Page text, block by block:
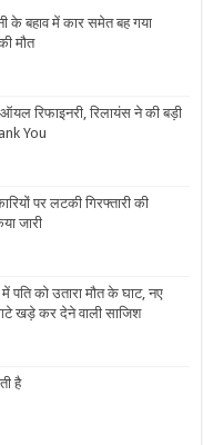
के बहाव में कार समेत बह गया
मौत
रिफाइनरी, रिलायंस ने की बड़ी
You
पर लटकी गिरफ्तारी की
जारी
को उतारा मौत के घाट, नए
खड़े कर देने वाली साजिश
है